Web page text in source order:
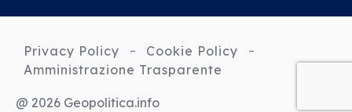
Privacy Policy
Cookie Policy
Amministrazione Trasparente
@ 2026 Geopolitica.info